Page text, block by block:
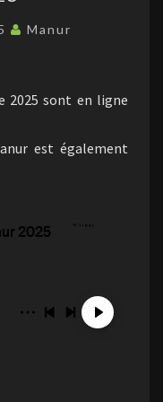
Manur
2025 sont en ligne
est également